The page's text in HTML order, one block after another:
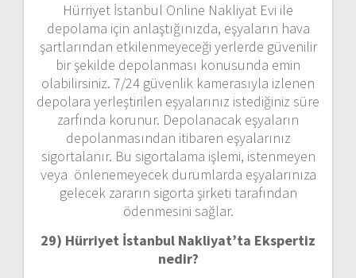
Hürriyet İstanbul Online Nakliyat Evi ile
depolama için anlaştığınızda, eşyaların hava
şartlarından etkilenmeyeceği yerlerde güvenilir
bir şekilde depolanması konusunda emin
olabilirsiniz. 7/24 güvenlik kamerasıyla izlenen
depolara yerleştirilen eşyalarınız istediğiniz süre
zarfında korunur. Depolanacak eşyaların
depolanmasından itibaren eşyalarınız
sigortalanır. Bu sigortalama işlemi, istenmeyen
veya önlenemeyecek durumlarda eşyalarınıza
gelecek zararın sigorta şirketi tarafından
ödenmesini sağlar.
29) Hürriyet İstanbul Nakliyat’ta Ekspertiz
nedir?